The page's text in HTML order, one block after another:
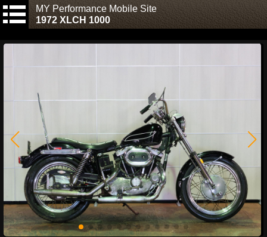
MY Performance Mobile Site
1972 XLCH 1000